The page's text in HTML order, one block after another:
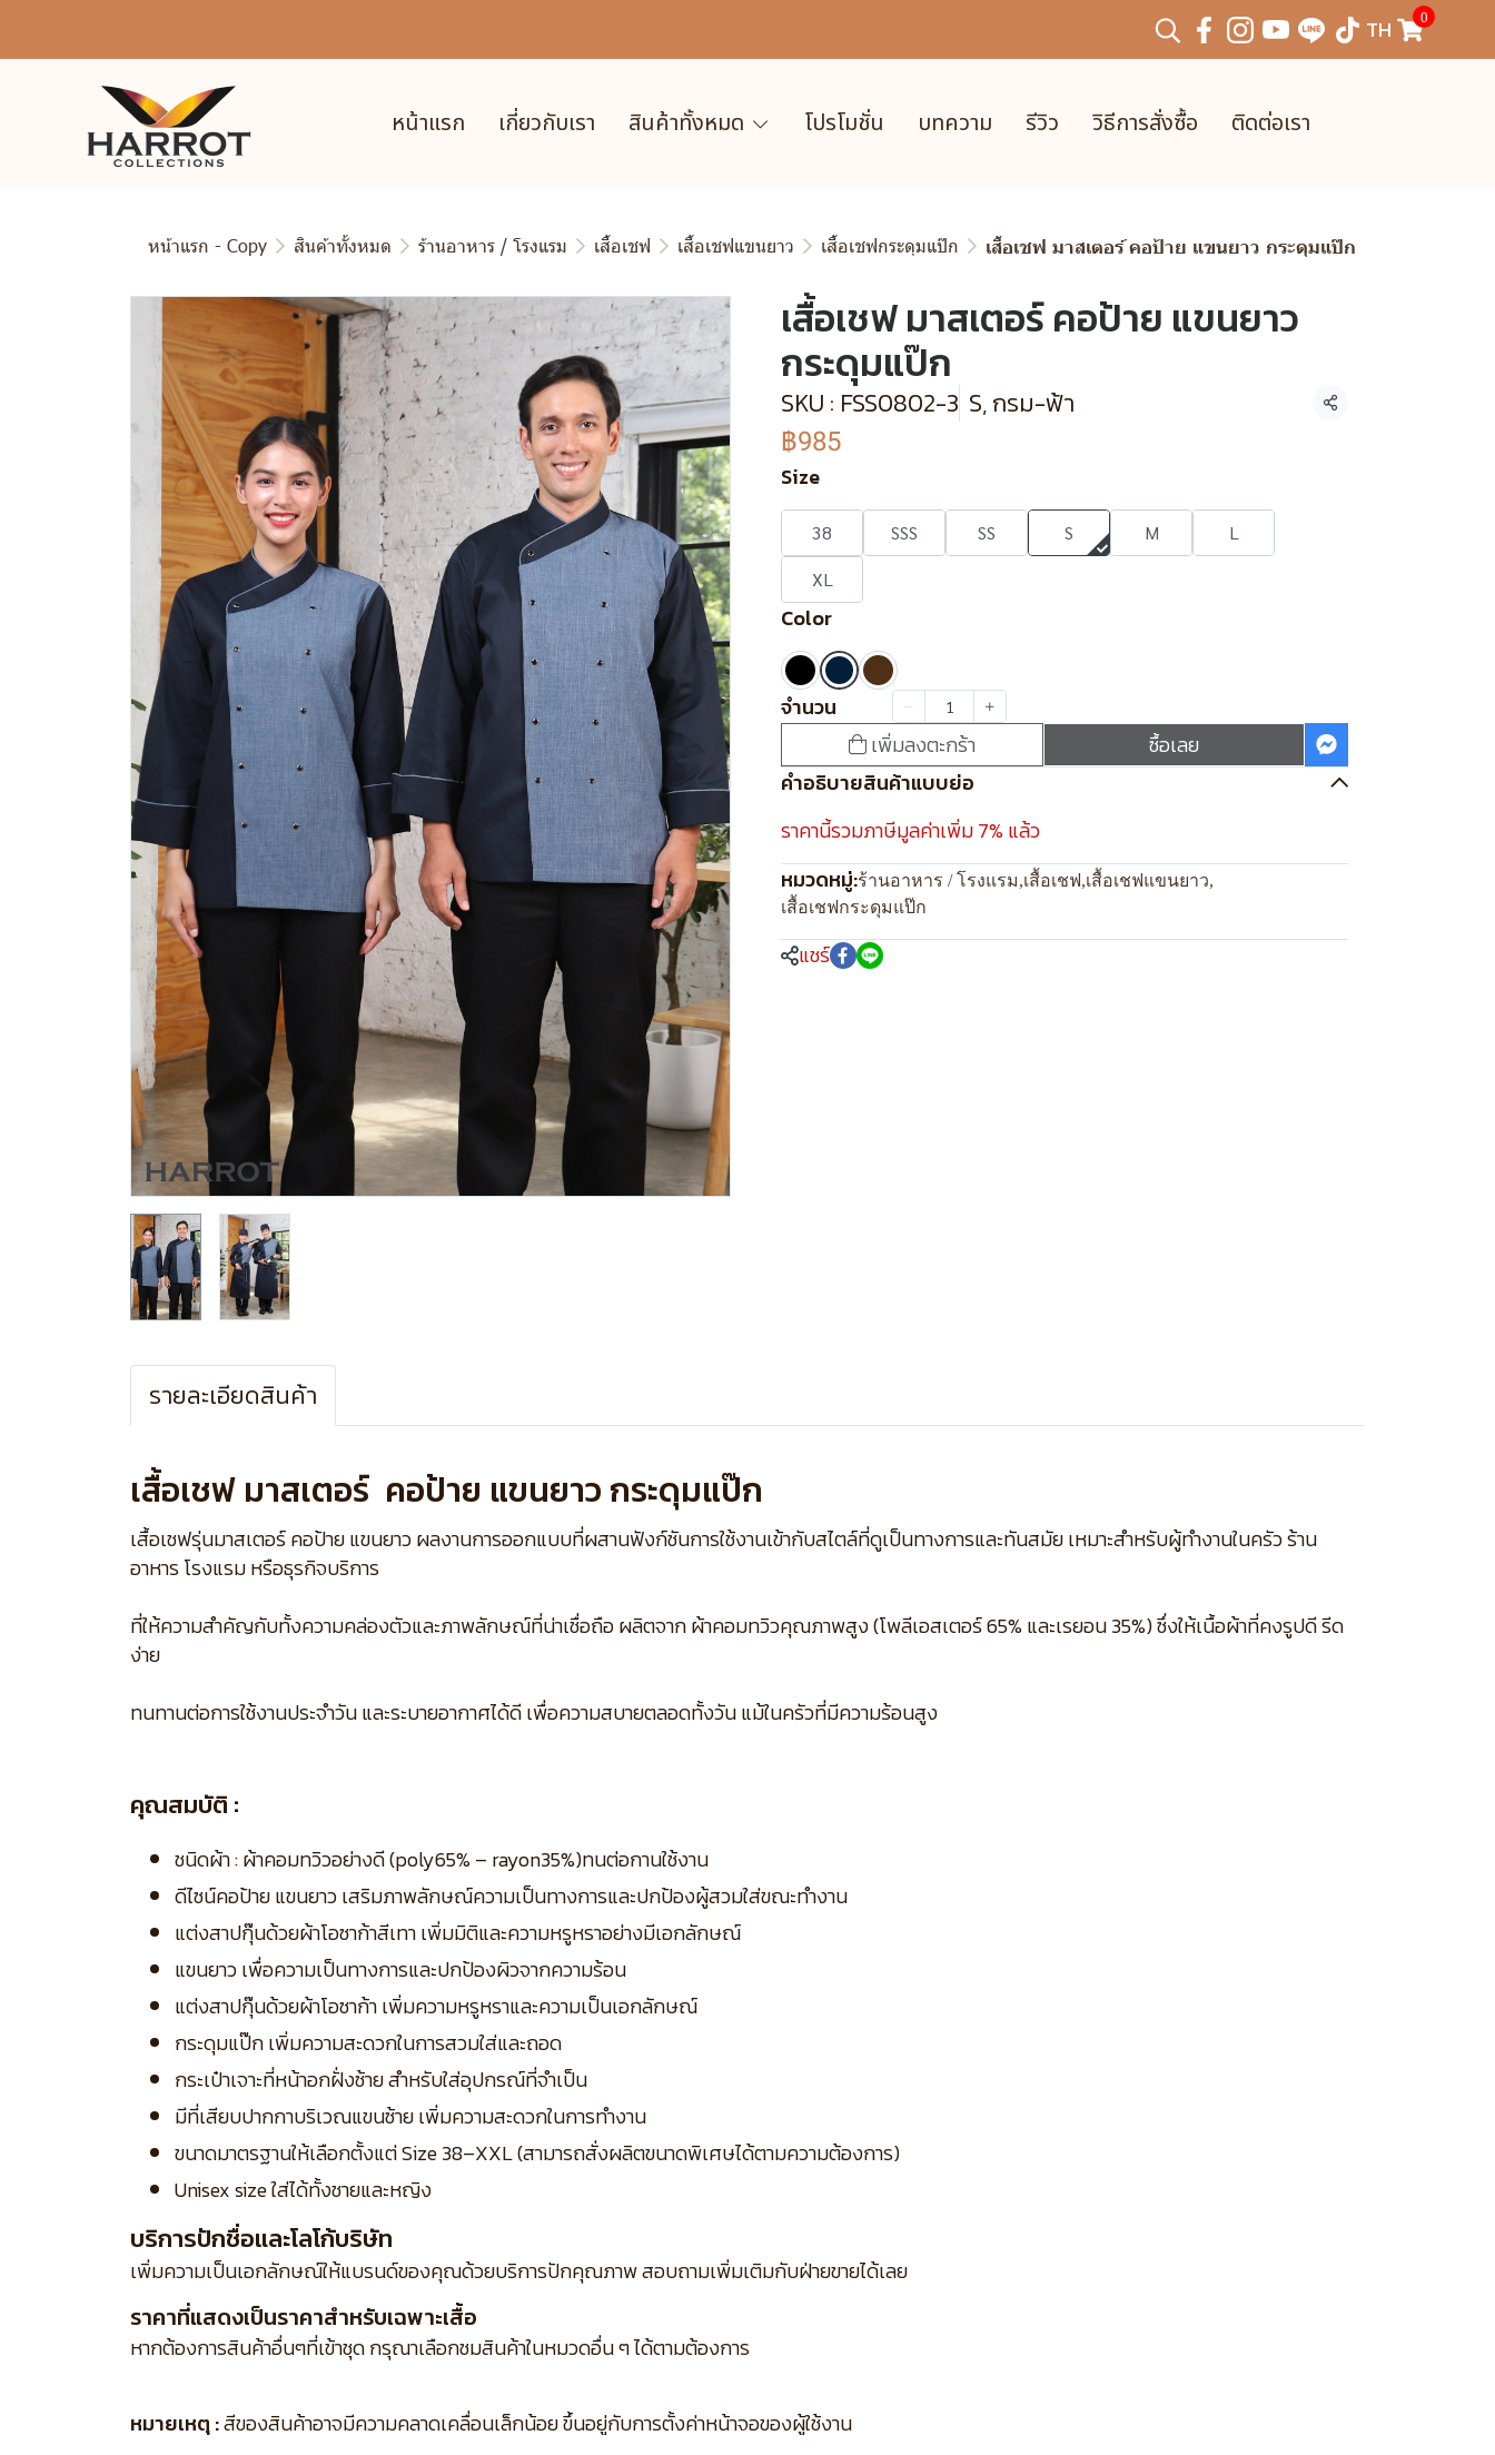
TH 0
หน้าแรก เกี่ยวกับเรา สินค้าทั้งหมด โปรโมชั่น บทความ รีวิว วิธีการสั่งซื้อ ติดต่อเรา
หน้าแรก - Copy สินค้าทั้งหมด ร้านอาหาร / โรงแรม เสื้อเชฟ เสื้อเชฟแขนยาว เสื้อเชฟกระดุมแป๊ก เสื้อเชฟ มาสเตอร์ คอป้าย แขนยาว กระดุมแป๊ก
เสื้อเชฟ มาสเตอร์ คอป้าย แขนยาว
กระดุมแป๊ก
SKU : FSS0802-3 S, กรม-ฟ้า แชร์
฿985
Size
38 SSS SS S M
L
XL
Color
จำนวน
เพิ่มลงตะกร้า
ซื้อเลย
คำอธิบายสินค้าแบบย่อ
ราคานี้รวมภาษีมูลค่าเพิ่ม 7% แล้ว
หมวดหมู่:ร้านอาหาร / โรงแรม,เสื้อเชฟ,เสื้อเชฟแขนยาว,
เสื้อเชฟกระดุมแป๊ก
แชร์
รายละเอียดสินค้า
เสื้อเชฟ มาสเตอร์ คอป้าย แขนยาว กระดุมแป๊ก
เสื้อเชฟรุ่นมาสเตอร์ คอป้าย แขนยาว ผลงานการออกแบบที่ผสานฟังก์ชันการใช้งานเข้ากับสไตล์ที่ดูเป็นทางการและทันสมัย เหมาะสำหรับผู้ทำงานในครัว ร้าน
อาหาร โรงแรม หรือธุรกิจบริการ
ที่ให้ความสำคัญกับทั้งความคล่องตัวและภาพลักษณ์ที่น่าเชื่อถือ ผลิตจาก ผ้าคอมทวิวคุณภาพสูง (โพลีเอสเตอร์ 65% และเรยอน 35%) ซึ่งให้เนื้อผ้าที่คงรูปดี รีด
ง่าย
ทนทานต่อการใช้งานประจำวัน และระบายอากาศได้ดี เพื่อความสบายตลอดทั้งวัน แม้ในครัวที่มีความร้อนสูง
คุณสมบัติ :
ชนิดผ้า : ผ้าคอมทวิวอย่างดี (poly65% – rayon35%)ทนต่อกานใช้งาน
ดีไซน์คอป้าย แขนยาว เสริมภาพลักษณ์ความเป็นทางการและปกป้องผู้สวมใส่ขณะทำงาน
แต่งสาปกุ๊นด้วยผ้าโอซาก้าสีเทา เพิ่มมิติและความหรูหราอย่างมีเอกลักษณ์
แขนยาว เพื่อความเป็นทางการและปกป้องผิวจากความร้อน
แต่งสาปกุ๊นด้วยผ้าโอซาก้า เพิ่มความหรูหราและความเป็นเอกลักษณ์
กระดุมแป๊ก เพิ่มความสะดวกในการสวมใส่และถอด
กระเป๋าเจาะที่หน้าอกฝั่งซ้าย สำหรับใส่อุปกรณ์ที่จำเป็น
มีที่เสียบปากกาบริเวณแขนซ้าย เพิ่มความสะดวกในการทำงาน
ขนาดมาตรฐานให้เลือกตั้งแต่ Size 38–XXL (สามารถสั่งผลิตขนาดพิเศษได้ตามความต้องการ)
Unisex size ใส่ได้ทั้งชายและหญิง
บริการปักชื่อและโลโก้บริษัท
เพิ่มความเป็นเอกลักษณ์ให้แบรนด์ของคุณด้วยบริการปักคุณภาพ สอบถามเพิ่มเติมกับฝ่ายขายได้เลย
ราคาที่แสดงเป็นราคาสำหรับเฉพาะเสื้อ
หากต้องการสินค้าอื่นๆที่เข้าชุด กรุณาเลือกชมสินค้าในหมวดอื่น ๆ ได้ตามต้องการ
หมายเหตุ :สีของสินค้าอาจมีความคลาดเคลื่อนเล็กน้อย ขึ้นอยู่กับการตั้งค่าหน้าจอของผู้ใช้งาน